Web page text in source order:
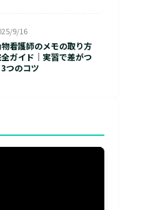
9/16
看護師のメモの取り方
ガイド｜実習で差がつ
3つのコツ